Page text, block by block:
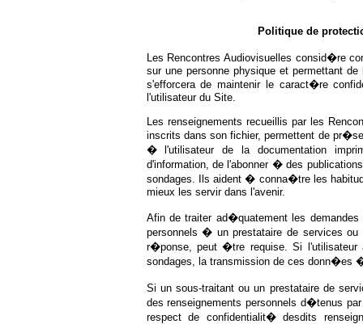
Politique de
Les Rencontres Audiovisuelles consid�re
sur une personne physique et permettant
s'efforcera de maintenir le caract�re
l'utilisateur du Site.
Les renseignements recueillis par les
inscrits dans son fichier, permettent de
� l'utilisateur de la documentation
d'information, de l'abonner � des
sondages. Ils aident � conna�tre les
mieux les servir dans l'avenir.
Afin de traiter ad�quatement les
personnels � un prestataire de services
r�ponse, peut �tre requise. Si
sondages, la transmission de ces
Si un sous-traitant ou un prestataire de
des renseignements personnels d�tenus
respect de confidentialit� desdits